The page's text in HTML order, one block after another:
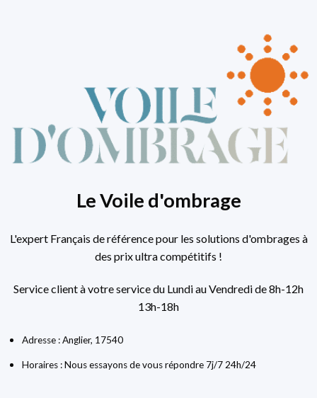
Le Voile d'ombrage
L'expert Français de référence pour les solutions d'ombrages à
des prix ultra compétitifs !
Service client à votre service du Lundi au Vendredi de 8h-12h
13h-18h
Adresse : Anglier, 17540
Horaires : Nous essayons de vous répondre 7j/7 24h/24